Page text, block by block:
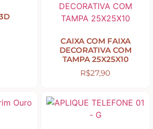
– Fitas
– Cordas
CAIXA COM FAIXA
DECORATIVA COM
TAMPA 25X25X10
R$27,90